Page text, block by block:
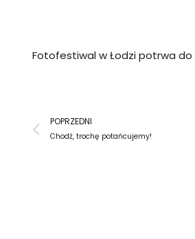
Fotofestiwal w Łodzi potrwa
Prev
POPRZEDNI
Chodź, trochę potańcujemy!